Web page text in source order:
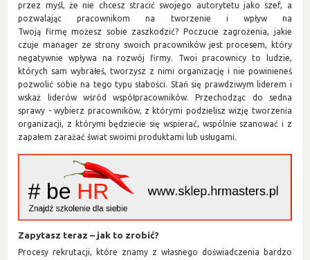
przez myśl, że nie chcesz stracić swojego autorytetu jako szef, a
pozwalając pracownikom na tworzenie i wpływ na
Twoją firmę możesz sobie zaszkodzić? Poczucie zagrożenia, jakie
czuje manager ze strony swoich pracowników jest procesem, który
negatywnie wpływa na rozwój firmy. Twoi pracownicy to ludzie,
których sam wybrałeś, tworzysz z nimi organizację i nie powinieneś
pozwolić sobie na tego typu słabości. Stań się prawdziwym liderem i
wskaż liderów wśród współpracowników. Przechodząc do sedna
sprawy - wybierz pracowników, z którymi podzielisz wizję tworzenia
organizacji, z którymi będziecie się wspierać, wspólnie szanować i z
zapałem zarażać świat swoimi produktami lub usługami.
Zapytasz teraz – jak to zrobić?
Procesy rekrutacji, które znamy z własnego doświadczenia bardzo